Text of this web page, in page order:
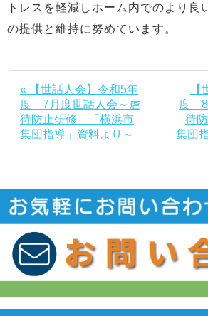
トレスを軽減しホーム内でのより良
の提供と維持に努めています。
« 【世話人会】令和5年
度 7月度世話人会～虐
待防止研修 「横浜市
集団指導」資料より～
度 8
待
集団